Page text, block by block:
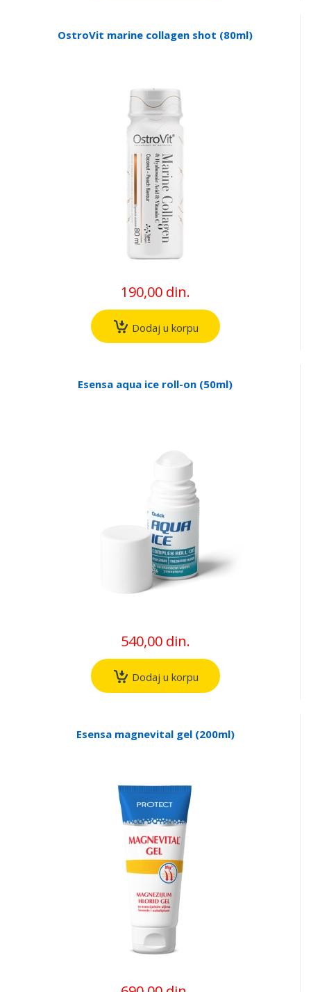
OstroVit marine collagen shot (80ml)
190,00 din.
Dodaj u korpu
Esensa aqua ice roll-on (50ml)
540,00 din.
Dodaj u korpu
Esensa magnevital gel (200ml)